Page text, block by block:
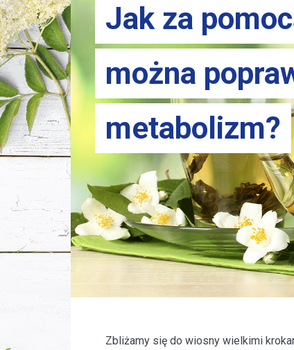
Jak za
można
metabolizm?
Zbliżamy się do wiosny wielkimi